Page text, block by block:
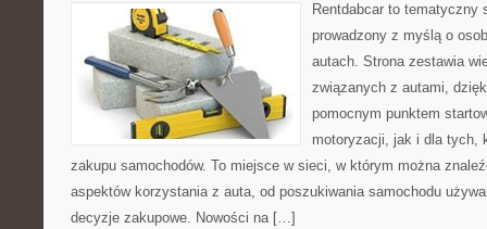
Rentdabcar to tematyczny
prowadzony z myślą o
autach. Strona zestawia
związanych z autami,
pomocnym punktem
motoryzacji, jak i dla tych,
zakupu samochodów. To miejsce w sieci, w którym można
aspektów korzystania z auta, od poszukiwania samochodu
decyzje zakupowe. Nowości na […]